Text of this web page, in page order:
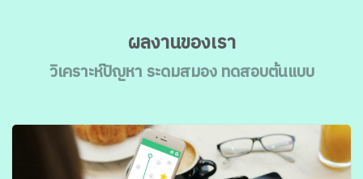
ผลงานของเรา
วิเคราะห์ปัญหา ระดมสมอง ทดสอบต้นแบบ